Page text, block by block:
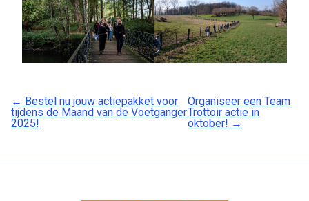
← Bestel nu jouw actiepakket voor
tijdens de Maand van de Voetganger
2025!
Organiseer een Team
Trottoir actie in
oktober! →